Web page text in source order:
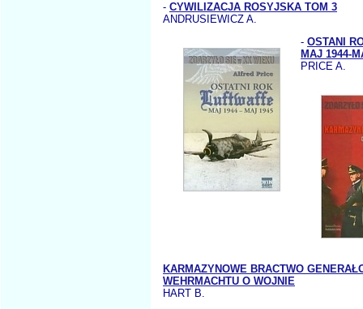
- CYWILIZACJA ROSYJSKA TOM 3
ANDRUSIEWICZ A.
- OSTANI
MAJ 1944-
PRICE A.
KARMAZYNOWE BRACTWO
WEHRMACHTU O WOJNIE
HART B.